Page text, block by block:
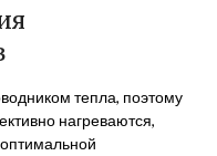
тепла, поэтому
нагреваются,